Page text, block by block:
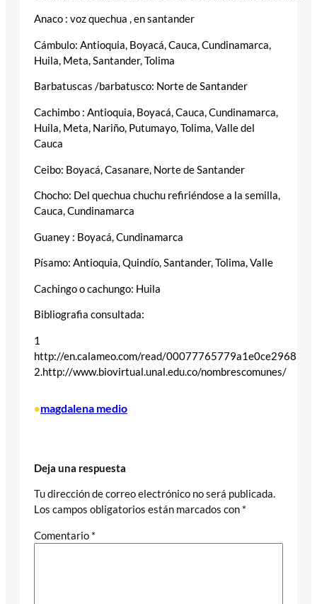
Anaco : voz quechua , en santander
Cámbulo: Antioquia, Boyacá, Cauca, Cundinamarca,
Huila, Meta, Santander, Tolima
Barbatuscas /barbatusco: Norte de Santander
Cachimbo : Antioquia, Boyacá, Cauca, Cundinamarca,
Huila, Meta, Nariño, Putumayo, Tolima, Valle del
Cauca
Ceibo: Boyacá, Casanare, Norte de Santander
Chocho: Del quechua chuchu refiriéndose a la semilla,
Cauca, Cundinamarca
Guaney : Boyacá, Cundinamarca
Písamo: Antioquia, Quindío, Santander, Tolima, Valle
Cachingo o cachungo: Huila
Bibliografia consultada:
1
http://en.calameo.com/read/00077765779a1e0ce2968
2.http://www.biovirtual.unal.edu.co/nombrescomunes/
•magdalena medio
Deja una respuesta
Tu dirección de correo electrónico no será publicada.
Los campos obligatorios están marcados con *
Comentario *